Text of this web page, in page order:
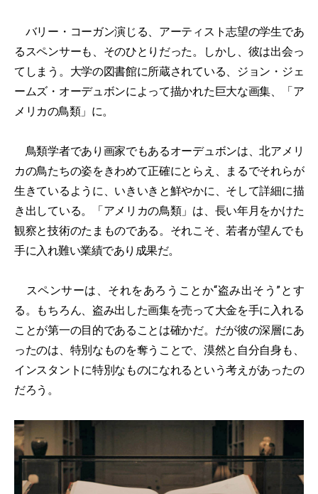
バリー・コーガン演じる、アーティスト志望の学生であ
るスペンサーも、そのひとりだった。しかし、彼は出会っ
てしまう。大学の図書館に所蔵されている、ジョン・ジェ
ームズ・オーデュボンによって描かれた巨大な画集、「ア
メリカの鳥類」に。
鳥類学者であり画家でもあるオーデュボンは、北アメリ
カの鳥たちの姿をきわめて正確にとらえ、まるでそれらが
生きているように、いきいきと鮮やかに、そして詳細に描
き出している。「アメリカの鳥類」は、長い年月をかけた
観察と技術のたまものである。それこそ、若者が望んでも
手に入れ難い業績であり成果だ。
スペンサーは、それをあろうことか“盗み出そう”とす
る。もちろん、盗み出した画集を売って大金を手に入れる
ことが第一の目的であることは確かだ。だが彼の深層にあ
ったのは、特別なものを奪うことで、漠然と自分自身も、
インスタントに特別なものになれるという考えがあったの
だろう。